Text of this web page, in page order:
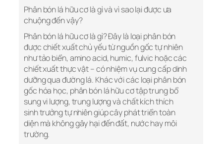
Phân bón lá hữu cơ là gì và vì sao lại được ưa
chuộng đến vậy?
Phân bón lá hữu cơ là gì? Đây là loại phân bón
được chiết xuất chủ yếu từ nguồn gốc tự nhiên
như tảo biển, amino acid, humic, fulvic hoặc các
chiết xuất thực vật – có nhiệm vụ cung cấp dinh
dưỡng qua đường lá. Khác với các loại phân bón
gốc hóa học, phân bón lá hữu cơ tập trung bổ
sung vi lượng, trung lượng và chất kích thích
sinh trưởng tự nhiên giúp cây phát triển toàn
diện mà không gây hại đến đất, nước hay môi
trường.